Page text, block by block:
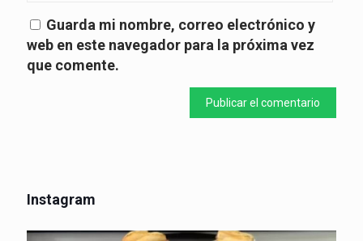
Guarda mi nombre, correo electrónico y
web en este navegador para la próxima vez
que comente.
Instagram